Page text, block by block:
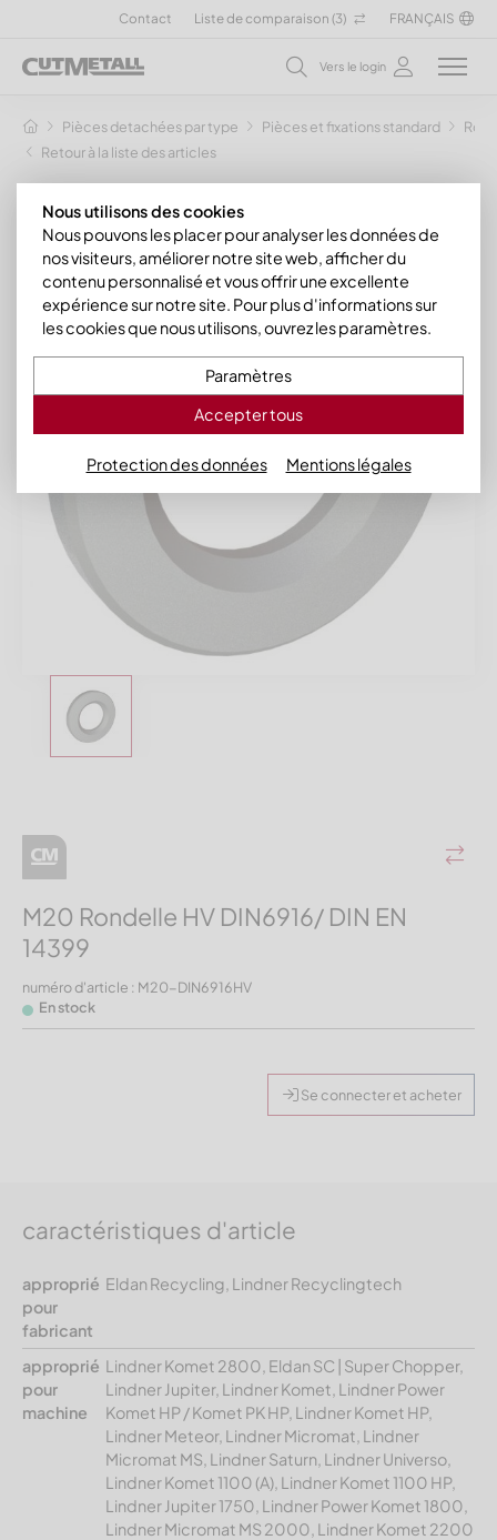
Contact Liste de comparaison (3) FRANÇAIS
Vers le login
Pièces detachées par type Pièces et fixations standard
Retour à la liste des articles
M20 Rondelle HV DIN6916/ DIN EN
14399
numéro d'article : M20-DIN6916HV
En stock
Se connecter et acheter
caractéristiques d'article
approprié
pour
fabricant
Eldan Recycling, Lindner Recyclingtech
approprié
pour
machine
Lindner Komet 2800, Eldan SC | Super Chopper,
Lindner Jupiter, Lindner Komet, Lindner Power
Komet HP / Komet PK HP, Lindner Komet HP,
Lindner Meteor, Lindner Micromat, Lindner
Micromat MS, Lindner Saturn, Lindner Universo,
Lindner Komet 1100 (A), Lindner Komet 1100 HP,
Lindner Jupiter 1750, Lindner Power Komet 1800,
Lindner Micromat MS 2000, Lindner Komet 2200
Nous utilisons des cookies
Nous pouvons les placer pour analyser les données de
nos visiteurs, améliorer notre site web, afficher du
contenu personnalisé et vous offrir une excellente
expérience sur notre site. Pour plus d'informations sur
les cookies que nous utilisons, ouvrez les paramètres.
Paramètres
Accepter tous
Protection des données Mentions légales